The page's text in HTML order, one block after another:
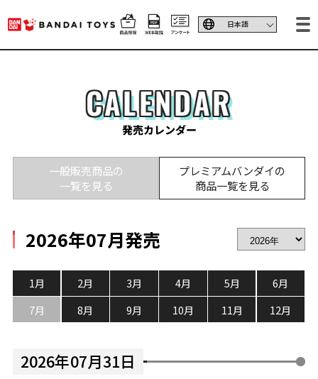
CALENDAR
発売カレンダー
一般販売商品の
一覧を見る
プレミアムバンダイの
商品一覧を見る
2026年07月発売
1月 2月 3月 4月 5月
6月
7月
8月 9月 10月 11月 12月
2026年07月31日